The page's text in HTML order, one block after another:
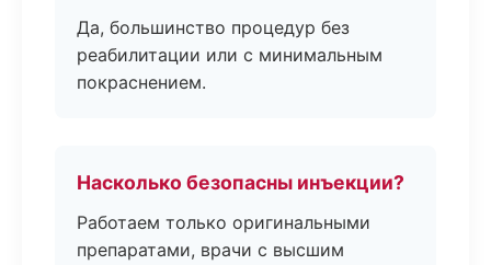
Да, большинство процедур без
реабилитации или с минимальным
покраснением.
Насколько безопасны инъекции?
Работаем только оригинальными
препаратами, врачи с высшим